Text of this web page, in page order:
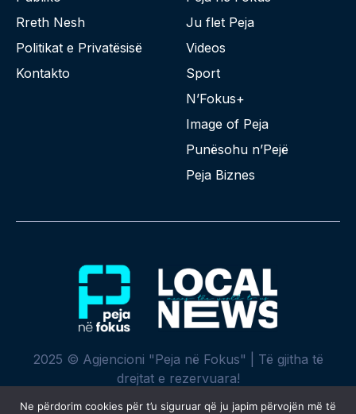
Rreth Nesh
Politikat e Privatësisë
Kontakto
Ju flet Peja
Videos
Sport
N’Fokus+
Image of Peja
Punësohu n’Pejë
Peja Biznes
2025 © Agjencioni "Peja në Fokus" | Të gjitha të
drejtat e rezervuara!
Ne përdorim cookies për t’u siguruar që ju japim përvojën më të